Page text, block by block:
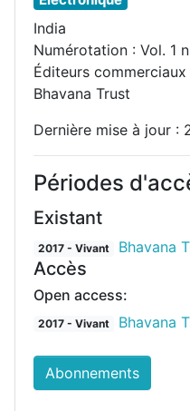
India
Numérotation : Vol. 1
Éditeurs commerciaux
Bhavana Trust
Dernière mise à jour :
Périodes
Existant
2017 - Vivant Bhavana
Accès
Open access:
2017 - Vivant Bhavana
Abonnements